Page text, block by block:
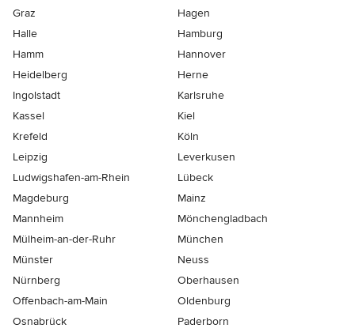
Graz
Hagen
Halle
Hamburg
Hamm
Hannover
Heidelberg
Herne
Ingolstadt
Karlsruhe
Kassel
Kiel
Krefeld
Köln
Leipzig
Leverkusen
Ludwigshafen-am-Rhein
Lübeck
Magdeburg
Mainz
Mannheim
Mönchen­gladbach
Mülheim-an-der-Ruhr
München
Münster
Neuss
Nürnberg
Oberhausen
Offenbach-am-Main
Oldenburg
Osnabrück
Paderborn